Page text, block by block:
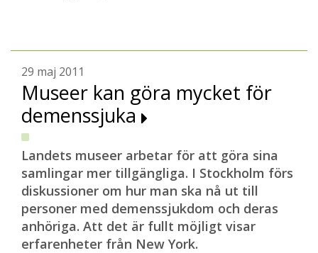
29 maj 2011
Museer kan göra mycket för
demenssjuka
Landets museer arbetar för att göra sina
samlingar mer tillgängliga. I Stockholm förs
diskussioner om hur man ska nå ut till
personer med demenssjukdom och deras
anhöriga. Att det är fullt möjligt visar
erfarenheter från New York.